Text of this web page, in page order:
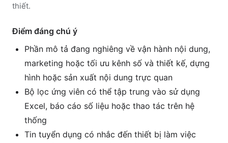
thiết.
Điểm đáng chú ý
Phần mô tả đang nghiêng về vận hành nội dung,
marketing hoặc tối ưu kênh số và thiết kế, dựng
hình hoặc sản xuất nội dung trực quan
Bộ lọc ứng viên có thể tập trung vào sử dụng
Excel, báo cáo số liệu hoặc thao tác trên hệ
thống
Tin tuyển dụng có nhắc đến thiết bị làm việc